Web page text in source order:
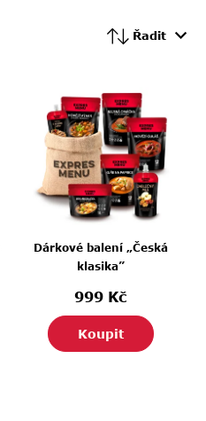
Řadit
Dárkové balení „Česká
klasika”
999 Kč
Koupit